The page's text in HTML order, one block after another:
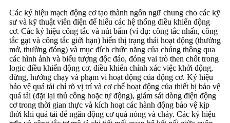
Các ký hiệu mạch động cơ tạo thành ngôn ngữ chung cho các kỹ
sư và kỹ thuật viên điện để hiểu các hệ thống điều khiển động
cơ. Các ký hiệu công tắc và nút bấm (ví dụ: công tắc nhấn, công
tắc gạt và công tắc giới hạn) hiển thị trạng thái hoạt động (thường
mở, thường đóng) và mục đích chức năng của chúng thông qua
các hình ảnh và biểu tượng độc đáo, đóng vai trò then chốt trong
logic điều khiển động cơ, điều khiển chính xác việc khởi động,
dừng, hướng chạy và phạm vi hoạt động của động cơ. Ký hiệu
bảo vệ quá tải chỉ rõ vị trí và cơ chế hoạt động của thiết bị bảo vệ
quá tải (đặt lại thủ công hoặc tự động), giám sát dòng điện động
cơ trong thời gian thực và kích hoạt các hành động bảo vệ kịp
thời khi quá tải để ngăn động cơ quá nóng và cháy. Các ký hiệu